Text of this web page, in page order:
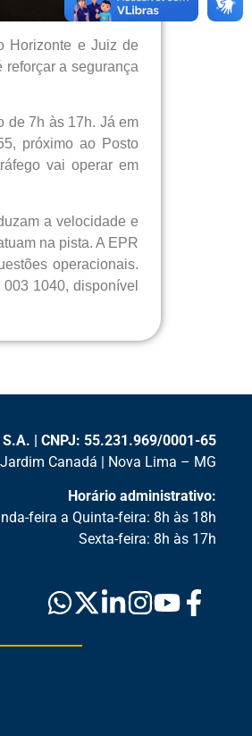
Horizonte e Juiz de
reforçar a segurança
de 7h às 17h. Já em
próximo ao Posto
vai operar em
a velocidade e
na pista. A EPR
operacionais.
1040, disponível
S.A. | CNPJ: 55.231.969/0001-65
Canadá | Nova Lima – MG
Horário administrativo:
feira a Quinta-feira: 8h às 18h
Sexta-feira: 8h às 17h